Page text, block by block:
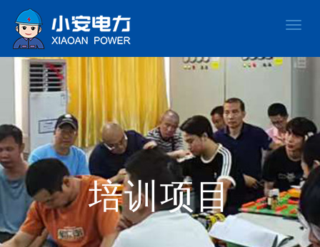
Toggle
培训项目